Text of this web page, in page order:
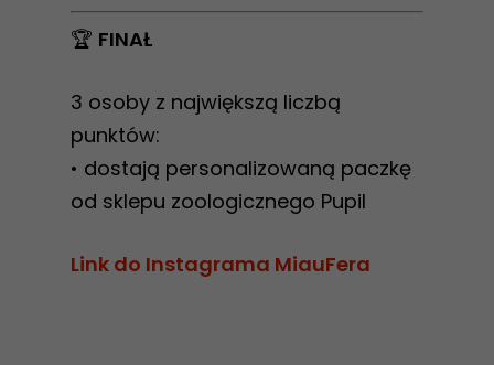
🏆 FINAŁ
3 osoby z największą liczbą
punktów:
• dostają personalizowaną paczkę
od sklepu zoologicznego Pupil
Link do Instagrama MiauFera